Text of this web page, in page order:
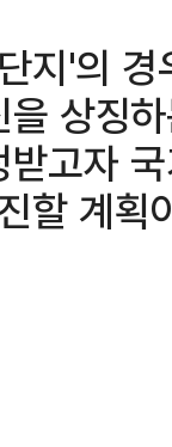
지'의
상징
고자
할 계획